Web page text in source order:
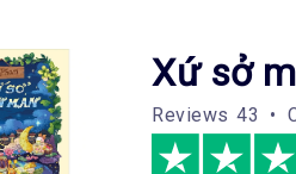
Xứ sở
Reviews 43 •